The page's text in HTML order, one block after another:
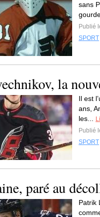
sans
Publié
SPORT
la
Il est
ans,
les...
Publié
SPORT
paré au
Patrik